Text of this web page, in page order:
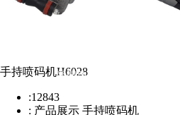
手持喷码机H6028
:12843
: 产品展示 手持喷码机
新闻动态